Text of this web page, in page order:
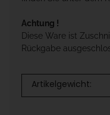
Achtung !
Diese Ware ist
Rückgabe
Artikelgewicht: